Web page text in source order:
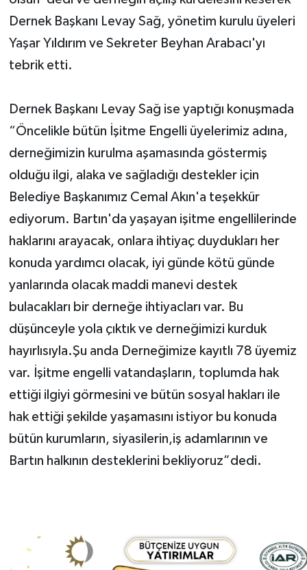
Dernek Başkanı Levay Sağ, yönetim kurulu üyeleri
Yaşar Yıldırım ve Sekreter Beyhan Arabacı'yı
tebrik etti.
Dernek Başkanı Levay Sağ ise yaptığı konuşmada
“Öncelikle bütün İşitme Engelli üyelerimiz adına,
derneğimizin kurulma aşamasında göstermiş
olduğu ilgi, alaka ve sağladığı destekler için
Belediye Başkanımız Cemal Akın'a teşekkür
ediyorum. Bartın'da yaşayan işitme engellilerinde
haklarını arayacak, onlara ihtiyaç duydukları her
konuda yardımcı olacak, iyi günde kötü günde
yanlarında olacak maddi manevi destek
bulacakları bir derneğe ihtiyacları var. Bu
düşünceyle yola çıktık ve derneğimizi kurduk
hayırlısıyla.Şu anda Derneğimize kayıtlı 78 üyemiz
var. İşitme engelli vatandaşların, toplumda hak
ettiği ilgiyi görmesini ve bütün sosyal hakları ile
hak ettiği şekilde yaşamasını istiyor bu konuda
bütün kurumların, siyasilerin,iş adamlarının ve
Bartın halkının desteklerini bekliyoruz”dedi.